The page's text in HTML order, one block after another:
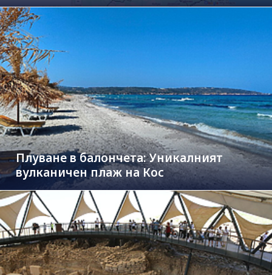
Плуване в балончета: Уникалният
вулканичен плаж на Кос